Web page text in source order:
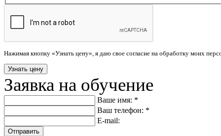
Нажимая кнопку «Узнать цену», я даю свое согласие на обработку моих
Заявка на обучение
Ваше имя: *
Ваш телефон: *
E-mail:
Отправить